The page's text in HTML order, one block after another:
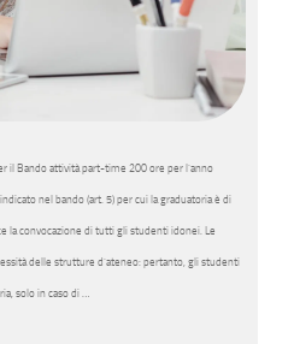
il Bando attività part-time 200 ore per l’anno
nel bando (art. 5) per cui la graduatoria è di
la convocazione di tutti gli studenti idonei. Le
delle strutture d’ateneo: pertanto, gli studenti
solo in caso di …